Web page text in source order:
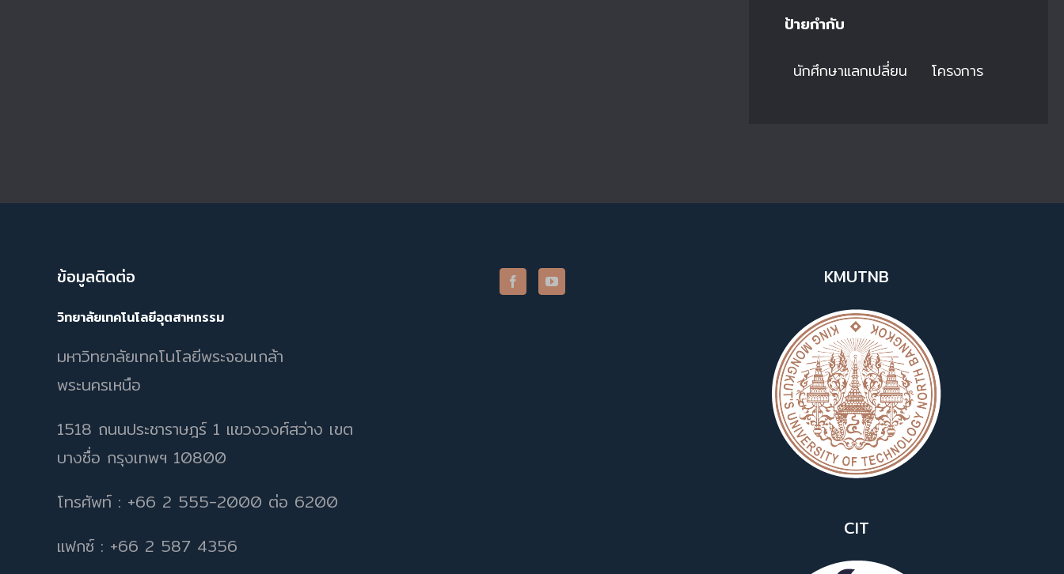
ป้ายกำกับ
นักศึกษาแลกเปลี่ยน โครงการ
ข้อมูลติดต่อ
วิทยาลัยเทคโนโลยีอุตสาหกรรม
มหาวิทยาลัยเทคโนโลยีพระจอมเกล้า
พระนครเหนือ
1518 ถนนประชาราษฎร์ 1 แขวงวงศ์สว่าง เขต
บางซื่อ กรุงเทพฯ 10800
โทรศัพท์ : +66 2 555-2000 ต่อ 6200
แฟกซ์ : +66 2 587 4356
KMUTNB
CIT